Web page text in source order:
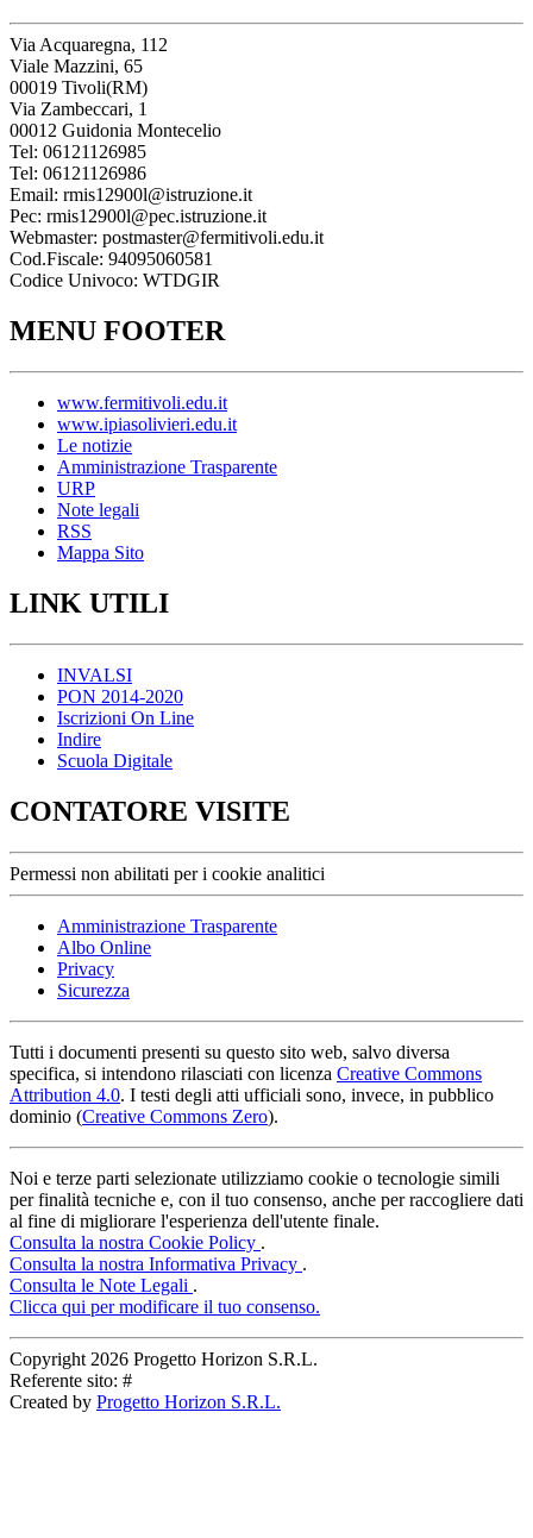
Via Acquaregna, 112
Viale Mazzini, 65
00019 Tivoli(RM)
Via Zambeccari, 1
00012 Guidonia Montecelio
Tel: 06121126985
Tel: 06121126986
Email: rmis12900l@istruzione.it
Pec: rmis12900l@pec.istruzione.it
Webmaster: postmaster@fermitivoli.edu.it
Cod.Fiscale: 94095060581
Codice Univoco: WTDGIR
MENU FOOTER
www.fermitivoli.edu.it
www.ipiasolivieri.edu.it
Le notizie
Amministrazione Trasparente
URP
Note legali
RSS
Mappa Sito
LINK UTILI
INVALSI
PON 2014-2020
Iscrizioni On Line
Indire
Scuola Digitale
CONTATORE VISITE
Permessi non abilitati per i cookie analitici
Amministrazione Trasparente
Albo Online
Privacy
Sicurezza
Tutti i documenti presenti su questo sito web, salvo diversa
specifica, si intendono rilasciati con licenza Creative Commons
Attribution 4.0. I testi degli atti ufficiali sono, invece, in pubblico
dominio (Creative Commons Zero).
Noi e terze parti selezionate utilizziamo cookie o tecnologie simili
per finalità tecniche e, con il tuo consenso, anche per raccogliere dati
al fine di migliorare l'esperienza dell'utente finale.
Consulta la nostra Cookie Policy .
Consulta la nostra Informativa Privacy .
Consulta le Note Legali .
Clicca qui per modificare il tuo consenso.
Copyright 2026 Progetto Horizon S.R.L.
Referente sito: #
Created by Progetto Horizon S.R.L.